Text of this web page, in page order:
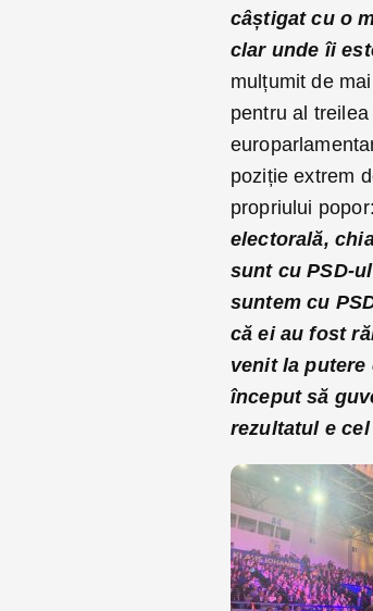
câștigat cu o
clar unde îi
mulțumit de
pentru al
poziție extrem
propriului
electorală,
sunt cu PSD-
suntem cu
că ei au fost
venit la
început să
rezultatul e